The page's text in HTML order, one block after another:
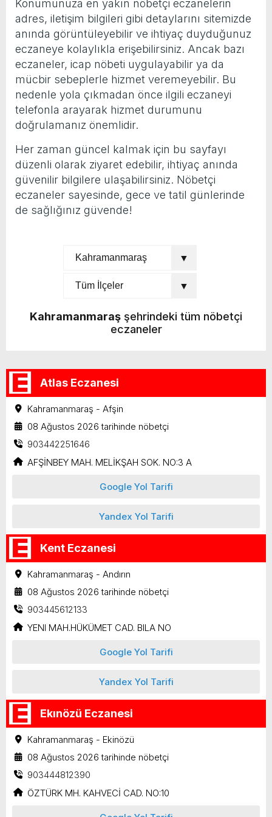
Konumunuza en yakın nöbetçi eczanelerin
adres, iletişim bilgileri gibi detaylarını sitemizde
anında görüntüleyebilir ve ihtiyaç duyduğunuz
eczaneye kolaylıkla erişebilirsiniz. Ancak bazı
eczaneler, icap nöbeti uygulayabilir ya da
mücbir sebeplerle hizmet veremeyebilir. Bu
nedenle yola çıkmadan önce ilgili eczaneyi
telefonla arayarak hizmet durumunu
doğrulamanız önemlidir.
Her zaman güncel kalmak için bu sayfayı
düzenli olarak ziyaret edebilir, ihtiyaç anında
güvenilir bilgilere ulaşabilirsiniz. Nöbetçi
eczaneler sayesinde, gece ve tatil günlerinde
de sağlığınız güvende!
Kahramanmaraş şehrindeki tüm nöbetçi
eczaneler
Atlas Eczanesi
Kahramanmaraş - Afşin
08 Ağustos 2026 tarihinde nöbetçi
903442251646
AFŞİNBEY MAH. MELİKŞAH SOK. NO:3 A
Google Yol Tarifi
Yandex Yol Tarifi
Kent Eczanesi
Kahramanmaraş - Andırın
08 Ağustos 2026 tarihinde nöbetçi
903445612133
YENI MAH.HÜKÜMET CAD. BILA NO
Google Yol Tarifi
Yandex Yol Tarifi
Ekınözü Eczanesi
Kahramanmaraş - Ekinözü
08 Ağustos 2026 tarihinde nöbetçi
903444812390
ÖZTÜRK MH. KAHVECİ CAD. NO:10